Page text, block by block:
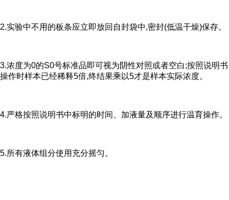
2.实验中不用的板条应立即放回自封袋中,密封(低温干燥)保存。
3.浓度为0的S0号标准品即可视为阴性对照或者空白;按照说明书
操作时样本已经稀释5倍,终结果乘以5才是样本实际浓度。
4.严格按照说明书中标明的时间、加液量及顺序进行温育操作。
5.所有液体组分使用充分摇匀。